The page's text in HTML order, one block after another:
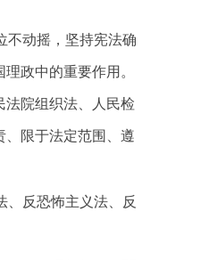
不动摇，坚持宪法确
政中的重要作用。
法院组织法、人民检
、限于法定范围、遵
、反恐怖主义法、反